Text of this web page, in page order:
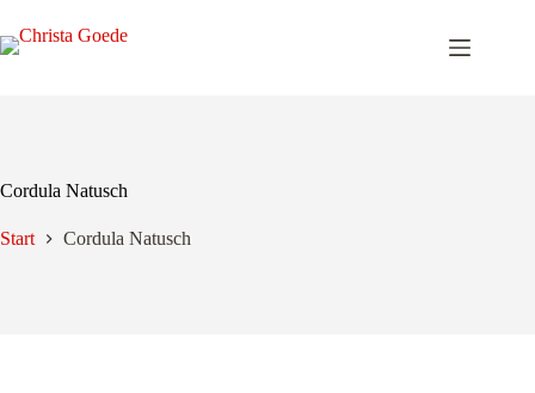
Inhalt
springen
Cordula Natusch
Start Cordula Natusch